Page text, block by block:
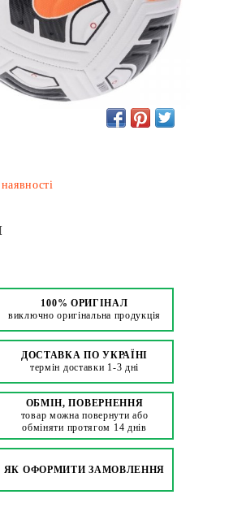
100% ОРИГІНАЛ
виключно оригінальна продукція
ДОСТАВКА ПО УКРАЇНІ
термін доставки 1-3 дні
ОБМІН, ПОВЕРНЕННЯ
товар можна повернути або
обміняти протягом 14 днів
ЯК ОФОРМИТИ ЗАМОВЛЕННЯ